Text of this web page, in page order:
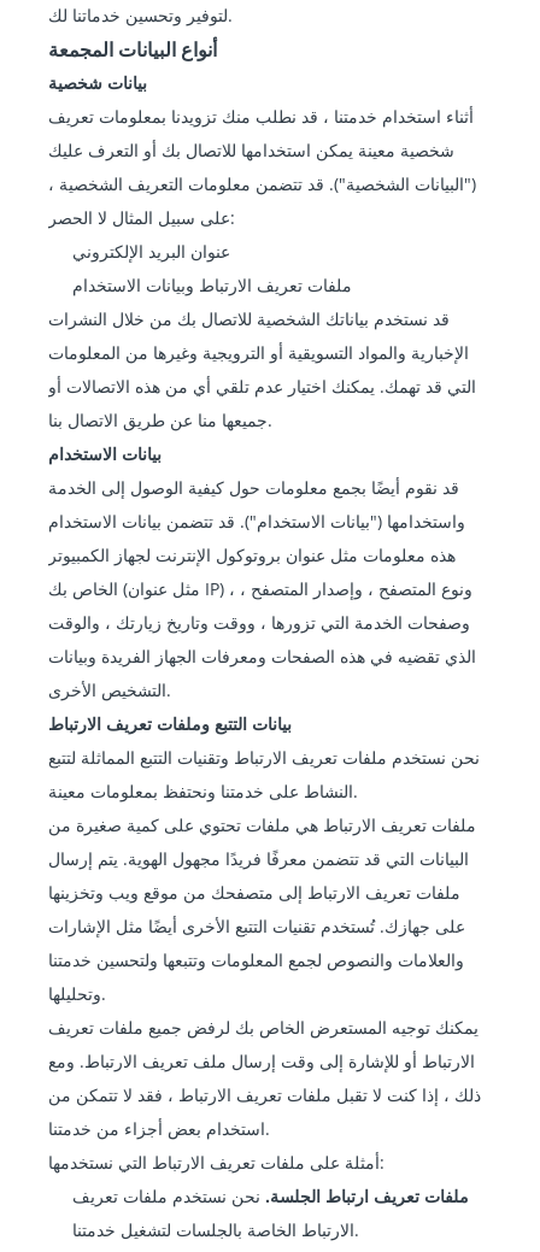
لتوفير وتحسين خدماتنا لك.
أنواع البيانات المجمعة
بيانات شخصية
أثناء استخدام خدمتنا ، قد نطلب منك تزويدنا بمعلومات تعريف
شخصية معينة يمكن استخدامها للاتصال بك أو التعرف عليك
("البيانات الشخصية"). قد تتضمن معلومات التعريف الشخصية ،
على سبيل المثال لا الحصر:
عنوان البريد الإلكتروني
ملفات تعريف الارتباط وبيانات الاستخدام
قد نستخدم بياناتك الشخصية للاتصال بك من خلال النشرات
الإخبارية والمواد التسويقية أو الترويجية وغيرها من المعلومات
التي قد تهمك. يمكنك اختيار عدم تلقي أي من هذه الاتصالات أو
جميعها منا عن طريق الاتصال بنا.
بيانات الاستخدام
قد نقوم أيضًا بجمع معلومات حول كيفية الوصول إلى الخدمة
واستخدامها ("بيانات الاستخدام"). قد تتضمن بيانات الاستخدام
هذه معلومات مثل عنوان بروتوكول الإنترنت لجهاز الكمبيوتر
الخاص بك (مثل عنوان IP) ، ونوع المتصفح ، وإصدار المتصفح ،
وصفحات الخدمة التي تزورها ، ووقت وتاريخ زيارتك ، والوقت
الذي تقضيه في هذه الصفحات ومعرفات الجهاز الفريدة وبيانات
التشخيص الأخرى.
بيانات التتبع وملفات تعريف الارتباط
نحن نستخدم ملفات تعريف الارتباط وتقنيات التتبع المماثلة لتتبع
النشاط على خدمتنا ونحتفظ بمعلومات معينة.
ملفات تعريف الارتباط هي ملفات تحتوي على كمية صغيرة من
البيانات التي قد تتضمن معرفًا فريدًا مجهول الهوية. يتم إرسال
ملفات تعريف الارتباط إلى متصفحك من موقع ويب وتخزينها
على جهازك. تُستخدم تقنيات التتبع الأخرى أيضًا مثل الإشارات
والعلامات والنصوص لجمع المعلومات وتتبعها ولتحسين خدمتنا
وتحليلها.
يمكنك توجيه المستعرض الخاص بك لرفض جميع ملفات تعريف
الارتباط أو للإشارة إلى وقت إرسال ملف تعريف الارتباط. ومع
ذلك ، إذا كنت لا تقبل ملفات تعريف الارتباط ، فقد لا تتمكن من
استخدام بعض أجزاء من خدمتنا.
أمثلة على ملفات تعريف الارتباط التي نستخدمها:
ملفات تعريف ارتباط الجلسة. نحن نستخدم ملفات تعريف
الارتباط الخاصة بالجلسات لتشغيل خدمتنا.